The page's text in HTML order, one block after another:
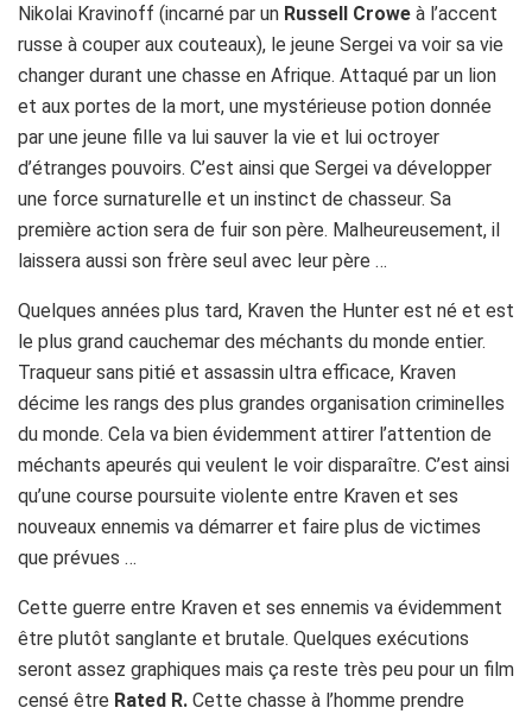
Nikolai Kravinoff (incarné par un Russell Crowe à l’accent
russe à couper aux couteaux), le jeune Sergei va voir sa vie
changer durant une chasse en Afrique. Attaqué par un lion
et aux portes de la mort, une mystérieuse potion donnée
par une jeune fille va lui sauver la vie et lui octroyer
d’étranges pouvoirs. C’est ainsi que Sergei va développer
une force surnaturelle et un instinct de chasseur. Sa
première action sera de fuir son père. Malheureusement, il
laissera aussi son frère seul avec leur père …
Quelques années plus tard, Kraven the Hunter est né et est
le plus grand cauchemar des méchants du monde entier.
Traqueur sans pitié et assassin ultra efficace, Kraven
décime les rangs des plus grandes organisation criminelles
du monde. Cela va bien évidemment attirer l’attention de
méchants apeurés qui veulent le voir disparaître. C’est ainsi
qu’une course poursuite violente entre Kraven et ses
nouveaux ennemis va démarrer et faire plus de victimes
que prévues …
Cette guerre entre Kraven et ses ennemis va évidemment
être plutôt sanglante et brutale. Quelques exécutions
seront assez graphiques mais ça reste très peu pour un film
censé être Rated R. Cette chasse à l’homme prendre